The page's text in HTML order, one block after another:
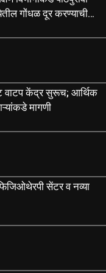
गोंधळ दूर करण्याची
वाटप केंद्र सुरूच; आर्थिक
मागणी
सेंटर व नव्या